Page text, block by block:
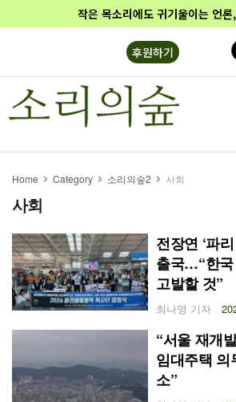
작은 목소리에도 귀기울이는 언
후원하기
Home Category 소리의숲2 사회
사회
전장연 ‘파
출국…“한국
고발할 것”
최나영 기자
“서울 재개
임대주택 의
소”